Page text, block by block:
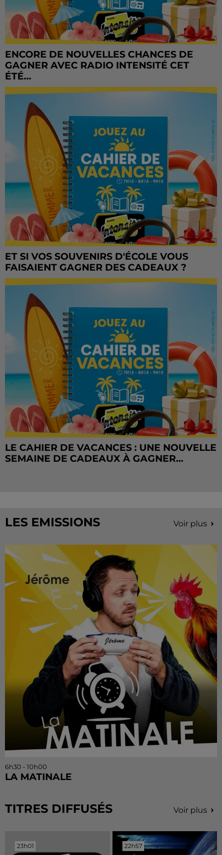
ENCORE DE NOUVELLES CHANCES DE
GAGNER AVEC RADIO INTENSITÉ CET
ÉTÉ...
ET SI VOS SOUVENIRS D'ÉCOLE VOUS
FAISAIENT GAGNER DES CADEAUX ?
LE CAHIER DE VACANCES : UNE NOUVELLE
SEMAINE DE CADEAUX À GAGNER...
LES EMISSIONS Voir plus
6h30 - 10h00
LA MATINALE
TITRES DIFFUSÉS Voir plus
23h01
23h01 22h57
22h57